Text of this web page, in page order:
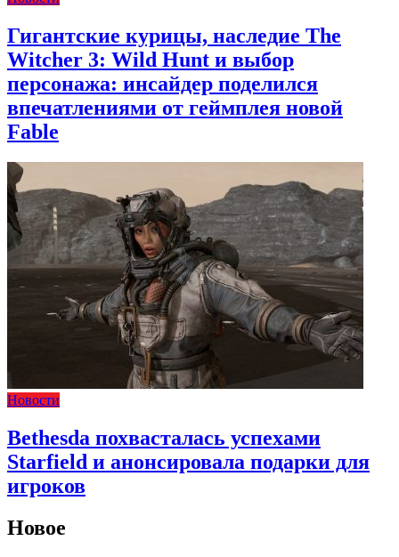
Гигантские курицы, наследие The
Witcher 3: Wild Hunt и выбор
персонажа: инсайдер поделился
впечатлениями от геймплея новой
Fable
Новости
Bethesda похвасталась успехами
Starfield и анонсировала подарки для
игроков
Новое